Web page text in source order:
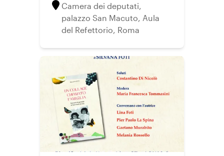
Camera dei deputati,
palazzo San Macuto, Aula
del Refettorio, Roma